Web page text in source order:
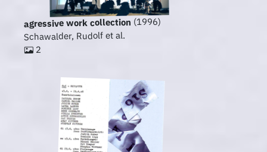
agressive work collection (1996)
Schawalder, Rudolf et al.
2